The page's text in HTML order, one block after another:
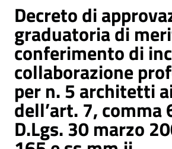
Decreto di
graduatoria di
conferimento di
collaborazione
per n. 5 architetti
dell’art. 7, comma
D.Lgs. 30 marzo